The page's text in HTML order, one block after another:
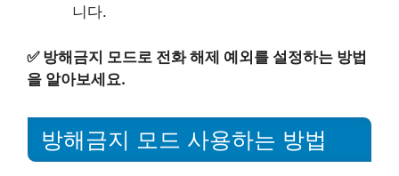
니다.
✅ 방해금지 모드로 전화 해제 예외를 설정하는 방법
을 알아보세요.
방해금지 모드 사용하는 방법